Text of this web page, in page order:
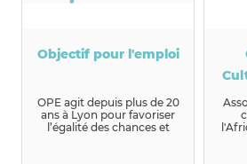
Objectif pour l'emploi
OPE agit depuis plus de 20
ans à Lyon pour favoriser
l’égalité des chances et